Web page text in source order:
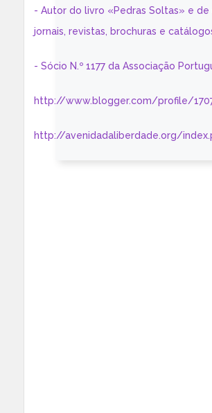
- Autor do livro «Pedras Soltas» e
jornais, revistas, brochuras e
- Sócio N.º 1177 da Associação
http://www.blogger.com/profile/
http://avenidadaliberdade.org/